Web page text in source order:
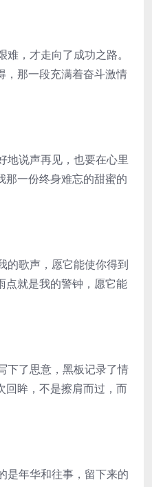
，才走向了成功之路。
，那一段充满着奋斗激情
地说声再见，也要在心里
那一份终身难忘的甜蜜的
的歌声，愿它能使你得到
点就是我的警钟，愿它能
下了思意，黑板记录了情
回眸，不是擦肩而过，而
是年华和往事，留下来的